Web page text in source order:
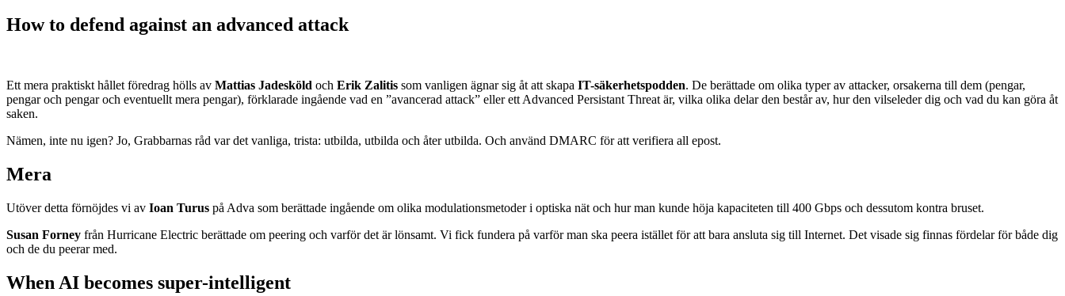
How to defend against an advanced attack
Ett mera praktiskt hållet föredrag hölls av Mattias Jadesköld och Erik Zalitis som vanligen ägnar sig åt att skapa IT-säkerhetspodden. De berättade om olika typer av attacker, orsakerna till dem (pengar,
pengar och pengar och eventuellt mera pengar), förklarade ingående vad en ”avancerad attack” eller ett Advanced Persistant Threat är, vilka olika delar den består av, hur den vilseleder dig och vad du kan göra åt
saken.
Nämen, inte nu igen? Jo, Grabbarnas råd var det vanliga, trista: utbilda, utbilda och åter utbilda. Och använd DMARC för att verifiera all epost.
Mera
Utöver detta förnöjdes vi av Ioan Turus på Adva som berättade ingående om olika modulationsmetoder i optiska nät och hur man kunde höja kapaciteten till 400 Gbps och dessutom kontra bruset.
Susan Forney från Hurricane Electric berättade om peering och varför det är lönsamt. Vi fick fundera på varför man ska peera istället för att bara ansluta sig till Internet. Det visade sig finnas fördelar för både dig
och de du peerar med.
When AI becomes super-intelligent